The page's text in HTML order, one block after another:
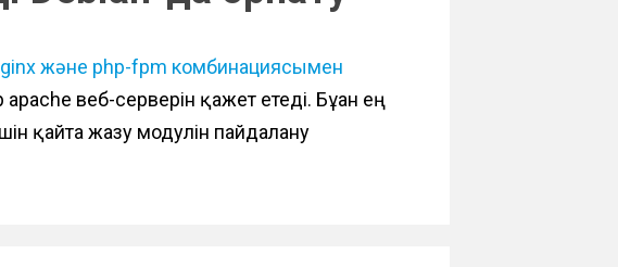
және php-fpm комбинациясымен
веб-серверін қажет етеді. Бұған ең
қайта жазу модулін пайдалану